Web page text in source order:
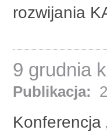
rozwijania
9 grudnia
Publikacja:
Konferencja